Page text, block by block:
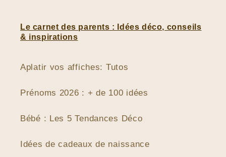
Le carnet des parents : Idées déco, conseils
& inspirations
Aplatir vos affiches: Tutos
Prénoms 2026 : + de 100 idées
Bébé : Les 5 Tendances Déco
Idées de cadeaux de naissance